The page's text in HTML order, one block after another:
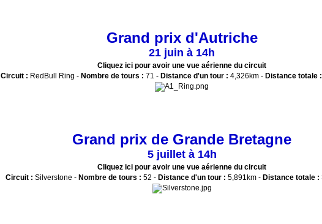
Grand prix d'Autriche
21 juin à 14h
Cliquez ici pour avoir une vue aérienne du circuit
Circuit : RedBull Ring - Nombre de tours : 71 - Distance d'un tour : 4,326km - Distance totale :
Grand prix de Grande Bretagne
5 juillet à 14h
Cliquez ici pour avoir une vue aérienne du circuit
Circuit : Silverstone - Nombre de tours : 52 - Distance d'un tour : 5,891km - Distance totale :